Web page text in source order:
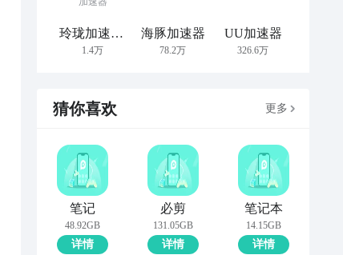
玲珑加速器-专业手游加速器
1.4万
海豚加速器
78.2万
UU加速器
326.6万
猜你喜欢 更多
笔记
48.92GB
详情
必剪
131.05GB
详情
笔记本
14.15GB
详情